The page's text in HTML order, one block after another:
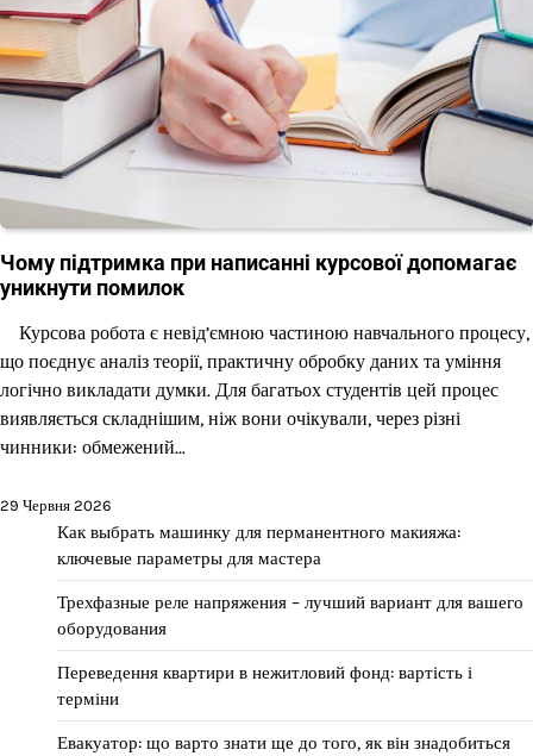
Чому підтримка при написанні курсової допомагає
уникнути помилок
Курсова робота є невід’ємною частиною навчального процесу,
що поєднує аналіз теорії, практичну обробку даних та уміння
логічно викладати думки. Для багатьох студентів цей процес
виявляється складнішим, ніж вони очікували, через різні
чинники: обмежений…
29 Червня 2026
Как выбрать машинку для перманентного макияжа:
ключевые параметры для мастера
Трехфазные реле напряжения – лучший вариант для вашего
оборудования
Переведення квартири в нежитловий фонд: вартість і
терміни
Евакуатор: що варто знати ще до того, як він знадобиться